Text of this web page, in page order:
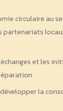
circulaire au
partenariats
et les
la